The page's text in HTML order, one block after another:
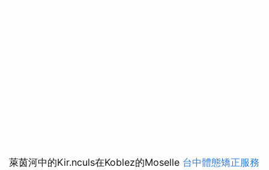
萊茵河中的Kir.nculs在Koblez的Moselle 台中體態矯正服務